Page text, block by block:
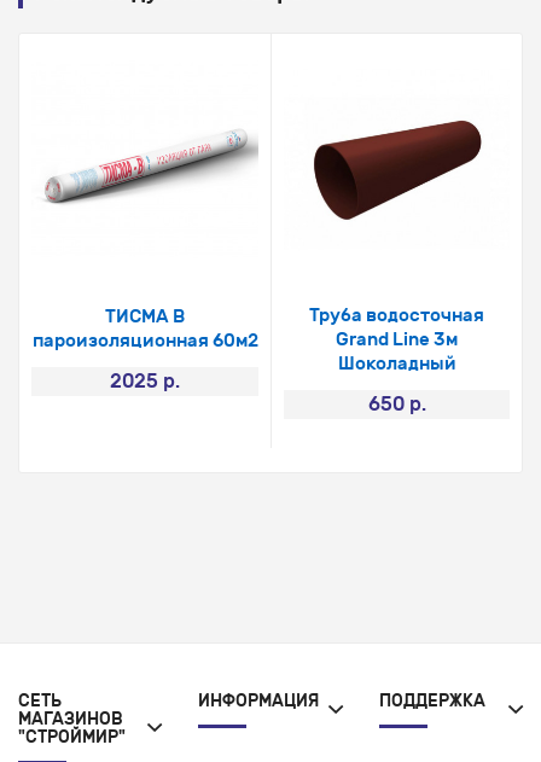
ТИСМА В
пароизоляционная 60м2
2025 р.
Труба водосточная
Grand Line 3м
Шоколадный
650 р.
СЕТЬ
МАГАЗИНОВ
"СТРОЙМИР"
ИНФОРМАЦИЯ ПОДДЕРЖКА